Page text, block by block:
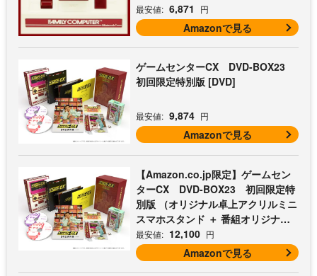
最安値: 6,871 円
Amazonで見る
ゲームセンターCX DVD-BOX23
初回限定特別版 [DVD]
最安値: 9,874 円
Amazonで見る
【Amazon.co.jp限定】ゲームセン
ターCX DVD-BOX23 初回限定特
別版 （オリジナル卓上アクリルミニ
スマホスタンド ＋ 番組オリジナル
マイクロファイバークロス（オレン
ジ） 付） [DVD]
最安値: 12,100 円
Amazonで見る